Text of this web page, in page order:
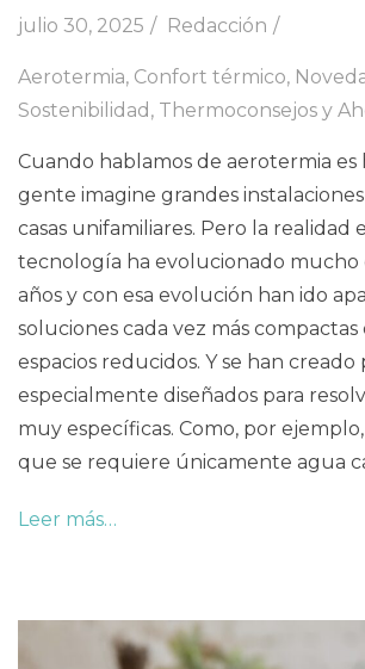
julio 30, 2025 Redacción
Aerotermia, Confort térmico,
Sostenibilidad , Thermoconsejos y
Cuando hablamos de aerotermia
gente imagine grandes
casas unifamiliares. Pero la realidad
tecnología ha evolucionado mucho
años y con esa evolución han ido
soluciones cada vez más
espacios reducidos. Y se han
especialmente diseñados para
muy específicas. Como, por ejemplo,
que se requiere únicamente agua
Leer más…